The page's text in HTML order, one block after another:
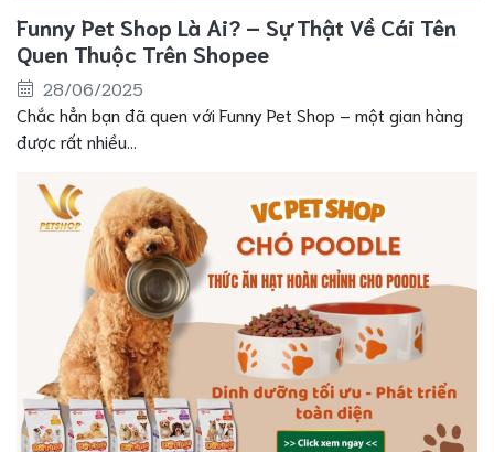
Funny Pet Shop Là Ai? – Sự Thật Về Cái Tên
Quen Thuộc Trên Shopee
28/06/2025
Chắc hẳn bạn đã quen với Funny Pet Shop – một gian hàng
được rất nhiều...